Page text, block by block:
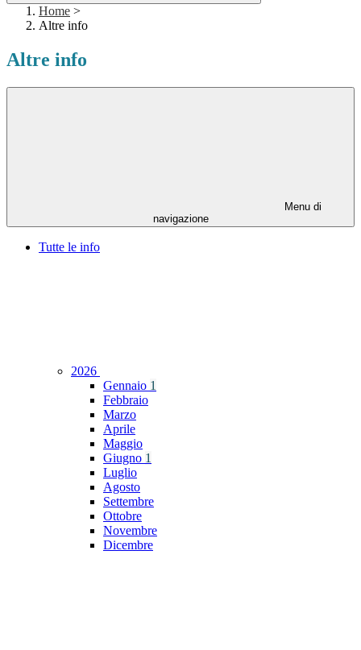
Home >
Altre info
Altre info
Menu di
navigazione
Tutte le info
2026
Gennaio 1
Febbraio
Marzo
Aprile
Maggio
Giugno 1
Luglio
Agosto
Settembre
Ottobre
Novembre
Dicembre